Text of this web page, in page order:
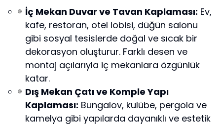
İç Mekan Duvar ve Tavan Kaplaması: Ev,
kafe, restoran, otel lobisi, düğün salonu
gibi sosyal tesislerde doğal ve sıcak bir
dekorasyon oluşturur. Farklı desen ve
montaj açılarıyla iç mekanlara özgünlük
katar.
Dış Mekan Çatı ve Komple Yapı
Kaplaması: Bungalov, kulübe, pergola ve
kamelya gibi yapılarda dayanıklı ve estetik